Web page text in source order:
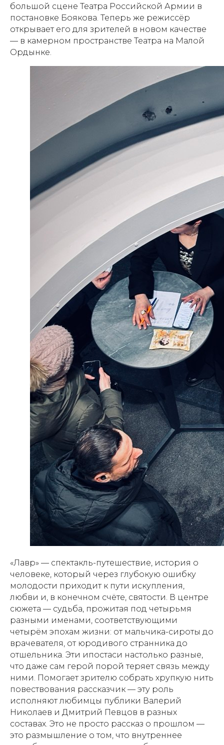
большой сцене Театра Российской Армии в
постановке Боякова. Теперь же режиссёр
открывает его для зрителей в новом качестве
— в камерном пространстве Театра на Малой
Ордынке.
«Лавр» — спектакль-путешествие, история о
человеке, который через глубокую ошибку
молодости приходит к пути искупления,
любви и, в конечном счёте, святости. В центре
сюжета — судьба, прожитая под четырьмя
разными именами, соответствующими
четырём эпохам жизни: от мальчика-сироты до
врачевателя, от юродивого странника до
отшельника. Эти ипостаси настолько разные,
что даже сам герой порой теряет связь между
ними. Помогает зрителю собрать хрупкую нить
повествования рассказчик — эту роль
исполняют любимцы публики Валерий
Николаев и Дмитрий Певцов в разных
составах. Это не просто рассказ о прошлом —
это размышление о том, что внутреннее